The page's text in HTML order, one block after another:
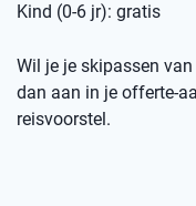
Kind (0-6 jr): gratis
Wil je je skipassen
dan aan in je offerte-
reisvoorstel.